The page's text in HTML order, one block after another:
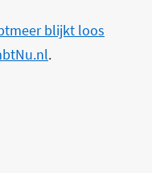
blijkt loos
.